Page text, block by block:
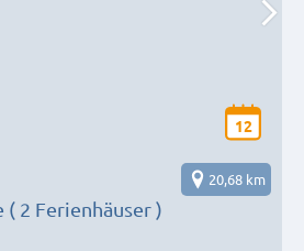
12
Ferienhaus Goße ( 2 Ferienhäuser )
20,68 km